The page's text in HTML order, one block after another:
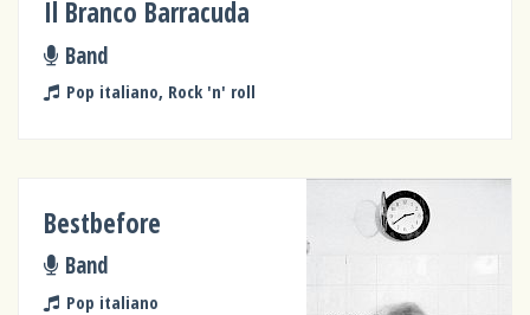
Il Branco Barracuda
Band
Pop italiano, Rock 'n' roll
Bestbefore
Band
Pop italiano